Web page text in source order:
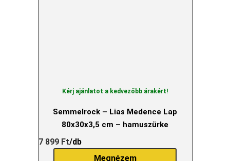
Kérj ajánlatot a kedvezőbb árakért!
Semmelrock – Lias Medence Lap
80x30x3,5 cm – hamuszürke
7 899 Ft/db
Megnézem